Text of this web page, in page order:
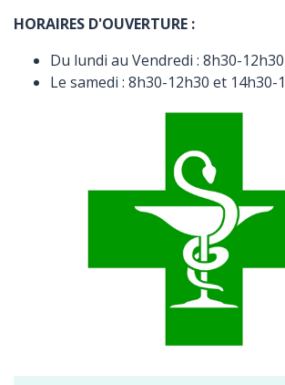
HORAIRES D'OUVERTURE :
Du lundi au Vendredi : 8h30-
Le samedi : 8h30-12h30 et 14h30-